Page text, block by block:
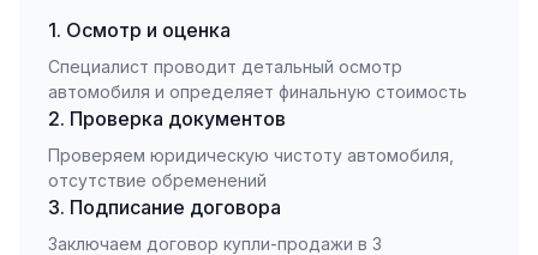
1. Осмотр и оценка
Специалист проводит детальный осмотр
автомобиля и определяет финальную стоимость
2. Проверка документов
Проверяем юридическую чистоту автомобиля,
отсутствие обременений
3. Подписание договора
Заключаем договор купли-продажи в 3